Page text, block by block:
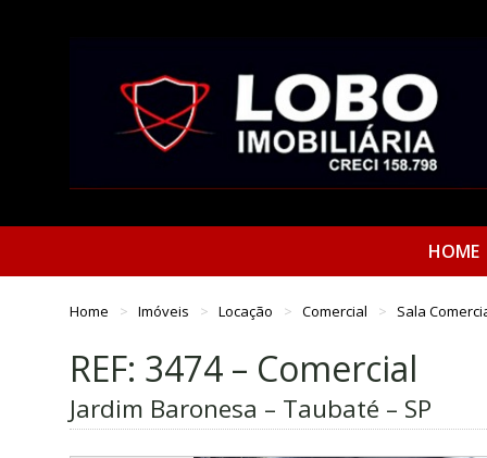
HOME
Home Imóveis Locação Comercial Sala
REF: 3474 – Comercial
Jardim Baronesa – Taubaté – SP